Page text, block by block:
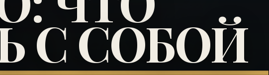
С СОБОЙ